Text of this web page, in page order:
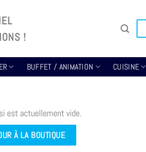
!
BUFFET / ANIMATION CUISINE
est actuellement vide.
À LA BOUTIQUE